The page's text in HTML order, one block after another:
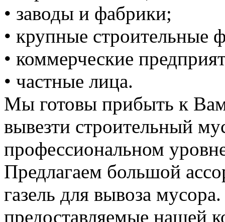
• заводы и фабрики;
• крупные строительные
• коммерческие
• частные лица.
Мы готовы прибыть к
вывезти строительный
профессиональном
Предлагаем большой
газель для вывоза
предоставляемые нашей